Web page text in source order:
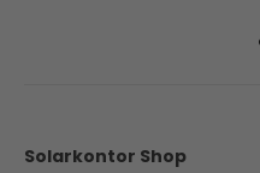
Solarkontor Shop